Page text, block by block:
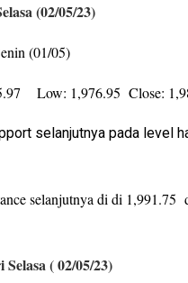
(02/05/23)
(01/05)
Low: 1,976.95 Close:
selanjutnya pada level
selanjutnya di di
( 02/05/23)